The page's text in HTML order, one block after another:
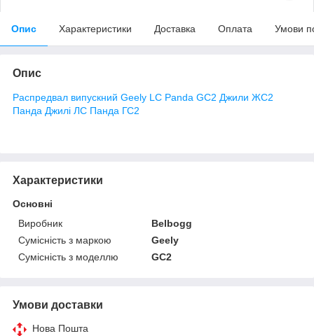
Опис Характеристики Доставка Оплата Умови
Опис
Распредвал випускний Geely LC Panda GC2 Джили ЖС2
Панда Джилі ЛС Панда ГС2
Характеристики
Основні
Виробник
Belbogg
Сумісність з маркою
Geely
Сумісність з моделлю
GC2
Умови доставки
Нова Пошта